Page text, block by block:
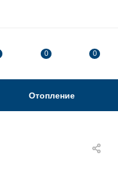
0 0
Отопление